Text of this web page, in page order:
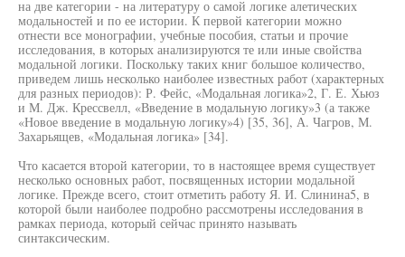
на две категории - на литературу о самой логике алетических
модальностей и по ее истории. К первой категории можно
отнести все монографии, учебные пособия, статьи и прочие
исследования, в которых анализируются те или иные свойства
модальной логики. Поскольку таких книг большое количество,
приведем лишь несколько наиболее известных работ (характерных
для разных периодов): Р. Фейс, «Модальная логика»2, Г. Е. Хьюз
и М. Дж. Крессвелл, «Введение в модальную логику»3 (а также
«Новое введение в модальную логику»4) [35, 36], А. Чагров, М.
Захарьящев, «Модальная логика» [34].
Что касается второй категории, то в настоящее время существует
несколько основных работ, посвященных истории модальной
логике. Прежде всего, стоит отметить работу Я. И. Слинина5, в
которой были наиболее подробно рассмотрены исследования в
рамках периода, который сейчас принято называть
синтаксическим.